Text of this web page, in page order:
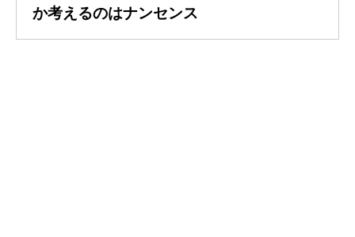
か考えるのはナンセンス